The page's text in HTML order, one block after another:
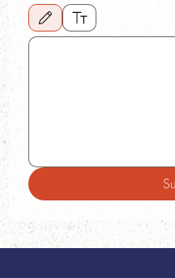
Drawing mode selected. Drawing